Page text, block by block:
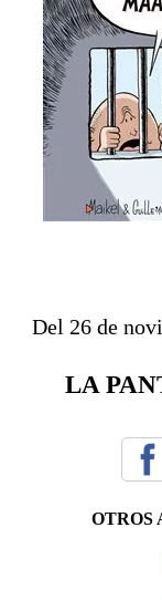
Del 26 de
LA
OTROS